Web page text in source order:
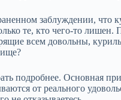
заблуждении, что
те, кто чего‑то
всем довольны,
подробнее. Основная
от реального